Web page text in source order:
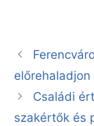
előrehaladjon
Családi
szakértők és